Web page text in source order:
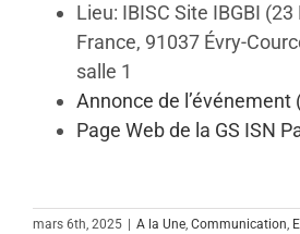
Lieu: IBISC Site IBGBI
France, 91037 Évry-
salle 1
Annonce de l’événement
Page Web de la GS ISN
mars 6th, 2025 A la Une, Communication,